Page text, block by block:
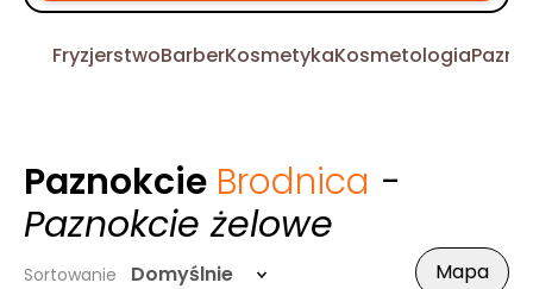
FryzjerstwoBarberKosmetykaKosmetologia
Paznokcie Brodnica -
Paznokcie żelowe
Sortowanie Domyślnie Mapa